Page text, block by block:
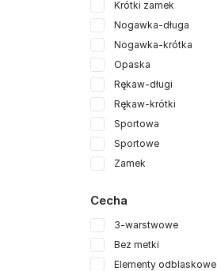
Krótki zamek
Nogawka-długa
Nogawka-krótka
Opaska
Rękaw-długi
Rękaw-krótki
Sportowa
Sportowe
Zamek
Cecha
3-warstwowe
Bez metki
Elementy odblaskowe